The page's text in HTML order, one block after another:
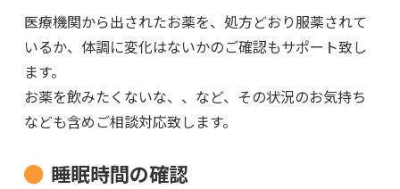
医療機関から出されたお薬を、処方どおり服薬されて
いるか、体調に変化はないかのご確認もサポート致し
ます。
お薬を飲みたくないな、、など、その状況のお気持ち
なども含めご相談対応致します。
睡眠時間の確認